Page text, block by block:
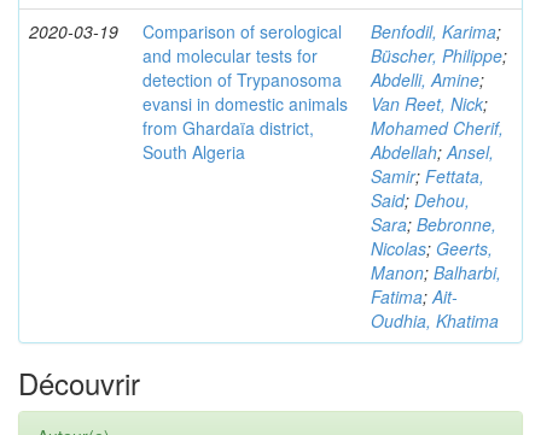
2020-03-19
Comparison of serological
and molecular tests for
detection of Trypanosoma
evansi in domestic animals
from Ghardaïa district,
South Algeria
Benfodil, Karima;
Büscher, Philippe;
Abdelli, Amine;
Van Reet, Nick;
Mohamed Cherif,
Abdellah;Ansel,
Samir; Fettata,
Said; Dehou,
Sara; Bebronne,
Nicolas; Geerts,
Manon; Balharbi,
Fatima;Ait-
Oudhia, Khatima
Découvrir